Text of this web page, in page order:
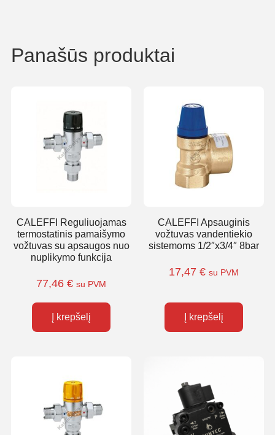
Panašūs produktai
CALEFFI Reguliuojamas
termostatinis pamaišymo
vožtuvas su apsaugos nuo
nuplikymo funkcija
77,46 € su PVM
Į krepšelį
CALEFFI Apsauginis
vožtuvas vandentiekio
sistemoms 1/2″x3/4″ 8bar
17,47 € su PVM
Į krepšelį